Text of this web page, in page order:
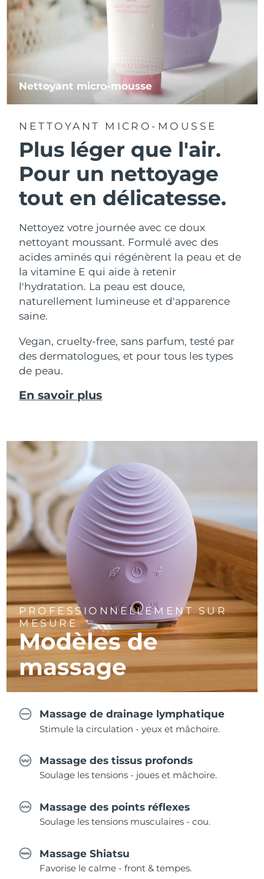
Nettoyant micro-mousse
NETTOYANT MICRO-MOUSSE
Plus léger que l'air.
Pour un nettoyage
tout en délicatesse.
Nettoyez votre journée avec ce doux
nettoyant moussant. Formulé avec des
acides aminés qui régénèrent la peau et de
la vitamine E qui aide à retenir
l'hydratation. La peau est douce,
naturellement lumineuse et d'apparence
saine.
Vegan, cruelty-free, sans parfum, testé par
des dermatologues, et pour tous les types
de peau.
En savoir plus
PROFESSIONNELLEMENT SUR
MESURE
Modèles de
massage
Massage de drainage lymphatique
Stimule la circulation - yeux et mâchoire.
Massage des tissus profonds
Soulage les tensions - joues et mâchoire.
Massage des points réflexes
Soulage les tensions musculaires - cou.
Massage Shiatsu
Favorise le calme - front & tempes.